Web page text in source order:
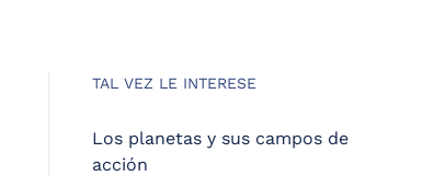
TAL VEZ LE INTERESE
Los planetas y sus campos de
acción